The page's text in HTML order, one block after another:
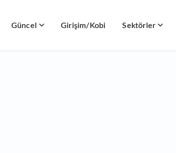
Güncel Girişim/Kobi Sektörler